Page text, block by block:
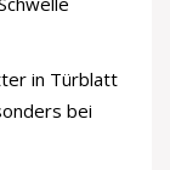
in Türblatt
bei